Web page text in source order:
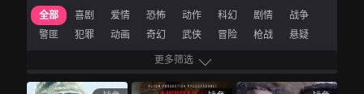
全部 喜剧 爱情 恐怖 动作 科幻 剧情
战争
警匪
犯罪 动画 奇幻 武侠 冒险 枪战
悬疑
文艺 微电影
农村
儿童 网络电影
更多筛选